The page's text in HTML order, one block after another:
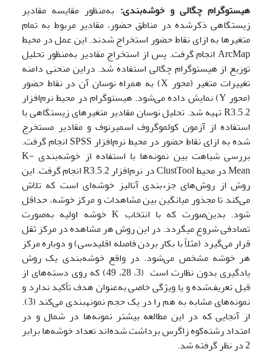
هیستوگرام چگالی و خوشه‌بندی: به‌منظور مقایسه مقادیر
زیستگاهی ذکرشده در مناطق حضور، مقادیر مربوط به تمام
متغیرها به ازای نقاط حضور استخراج شدند. این عمل در محیط
ArcMap انجام گرفت. پس از استخراج مقادیر به‌منظور تحلیل
توزیع از هیستوگرام چگالی استفاده شد. دراین منحنی دامنه
تغییرات متغیر (محور X) به همراه نوسان آن در نقاط حضور
(محور Y) نمایش داده می‌شود. هیستوگرام در محیط نرم‌افزار
R3.5.2 تهیه شد. تحلیل نوسان مقادیر متغیرهای زیستگاهی با
استفاده از آزمون کولموگروف اسمیرنوف و مقادیر مستخرج
شده به ازای نقاط حضور در محیط نرم‌افزار SPSS انجام گرفت.
بررسی شباهت بین نمونه‌ها با استفاده از خوشه‌بندی K-
Mean در محیط ClustTool در نرم‌افزار R3.5.2 انجام گرفت. این
روش از روش‌های جزء­بندی آنالیز خوشه‌ای است که تلاش
می‌کند تا مجذور میانگین بین مشاهدات و مرکز خوشه، حداقل
شود. بدین‌صورت که با انتخاب K خوشه اولیه به‌صورت
تصادفی شروع می­گردد. در این روش هر مشاهده در مرکز ثقل
قرار می‌گیرد (مثلاً با بکار بردن فاصله اقلیدسی) و دوباره مرکز
هر خوشه مشخص می‌شود. در واقع خوشه‌بندی یک روش
یادگیری بدون نظارت است (3، 28، 49) که روی دسته‌های از
قبل تعریف‌شده و یا ویژگی خاصی به‌عنوان هدف تأکید ندارد و
نمونه‌های مشابه به هم را در یک حجم نمونه­بندی می‌کند (3).
از آنجایی که در این مطالعه بیشتر نمونه‌ها در شمال و در
امتداد رشته‌کوه زاگرس برداشت ‌شده‌اند تعداد خوشه‌ها برابر
2 در نظر گرفته شد.